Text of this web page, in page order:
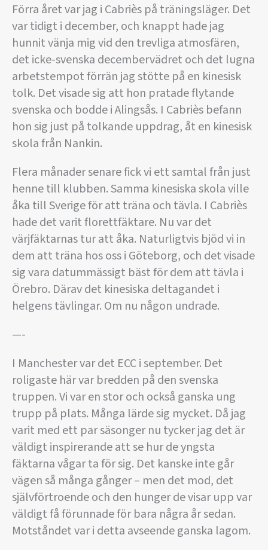
Förra året var jag i Cabriès på träningsläger. Det
var tidigt i december, och knappt hade jag
hunnit vänja mig vid den trevliga atmosfären,
det icke-svenska decembervädret och det lugna
arbetstempot förrän jag stötte på en kinesisk
tolk. Det visade sig att hon pratade flytande
svenska och bodde i Alingsås. I Cabriès befann
hon sig just på tolkande uppdrag, åt en kinesisk
skola från Nankin.
Flera månader senare fick vi ett samtal från just
henne till klubben. Samma kinesiska skola ville
åka till Sverige för att träna och tävla. I Cabriès
hade det varit florettfäktare. Nu var det
värjfäktarnas tur att åka. Naturligtvis bjöd vi in
dem att träna hos oss i Göteborg, och det visade
sig vara datummässigt bäst för dem att tävla i
Örebro. Därav det kinesiska deltagandet i
helgens tävlingar. Om nu någon undrade.
—-
I Manchester var det ECC i september. Det
roligaste här var bredden på den svenska
truppen. Vi var en stor och också ganska ung
trupp på plats. Många lärde sig mycket. Då jag
varit med ett par säsonger nu tycker jag det är
väldigt inspirerande att se hur de yngsta
fäktarna vågar ta för sig. Det kanske inte går
vägen så många gånger – men det mod, det
självförtroende och den hunger de visar upp var
väldigt få förunnade för bara några år sedan.
Motståndet var i detta avseende ganska lagom.